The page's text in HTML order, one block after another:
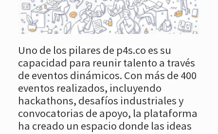
Uno de los pilares de p4s.co es su
capacidad para reunir talento a través
de eventos dinámicos. Con más de 400
eventos realizados, incluyendo
hackathons, desafíos industriales y
convocatorias de apoyo, la plataforma
ha creado un espacio donde las ideas